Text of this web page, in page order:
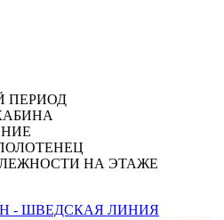
ПЕРИОД
НА ЭТАЖЕ
- ШВЕДСКАЯ ЛИНИЯ